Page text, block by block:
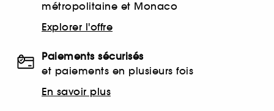
métropolitaine et Monaco
Explorer l'offre
Paiements sécurisés
et paiements en plusieurs fois
En savoir plus